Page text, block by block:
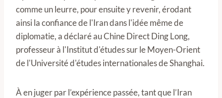
comme un leurre, pour ensuite y revenir, érodant
ainsi la confiance de l'Iran dans l'idée même de
diplomatie, a déclaré au Chine Direct Ding Long,
professeur à l'Institut d'études sur le Moyen-Orient
de l'Université d'études internationales de Shanghai.
À en juger par l’expérience passée, tant que l’Iran